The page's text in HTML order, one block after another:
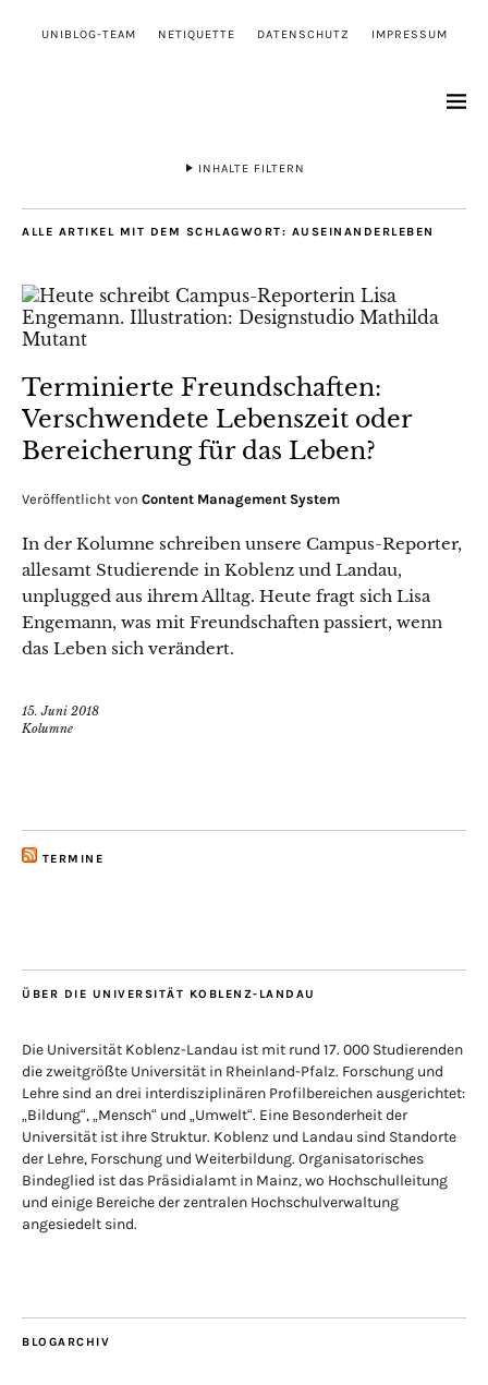
UNIBLOG-TEAM NETIQUETTE DATENSCHUTZ IMPRESSUM
INHALTE FILTERN
ALLE ARTIKEL MIT DEM SCHLAGWORT: AUSEINANDERLEBEN
Terminierte Freundschaften:
Verschwendete Lebenszeit oder
Bereicherung für das Leben?
Veröffentlicht von Content Management System
In der Kolumne schreiben unsere Campus-Reporter,
allesamt Studierende in Koblenz und Landau,
unplugged aus ihrem Alltag. Heute fragt sich Lisa
Engemann, was mit Freundschaften passiert, wenn
das Leben sich verändert.
15. Juni 2018
Kolumne
TERMINE
ÜBER DIE UNIVERSITÄT KOBLENZ-LANDAU
Die Universität Koblenz-Landau ist mit rund 17. 000 Studierenden
die zweitgrößte Universität in Rheinland-Pfalz. Forschung und
Lehre sind an drei interdisziplinären Profilbereichen ausgerichtet:
„Bildung“, „Mensch“ und „Umwelt“. Eine Besonderheit der
Universität ist ihre Struktur. Koblenz und Landau sind Standorte
der Lehre, Forschung und Weiterbildung. Organisatorisches
Bindeglied ist das Präsidialamt in Mainz, wo Hochschulleitung
und einige Bereiche der zentralen Hochschulverwaltung
angesiedelt sind.
BLOGARCHIV